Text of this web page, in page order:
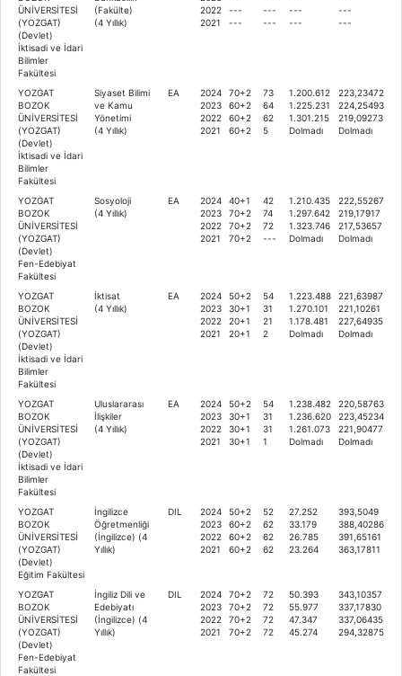
ÜNİVERSİTESİ
(YOZGAT)
(Devlet)
İktisadi ve İdari
Bilimler
Fakültesi
(Fakülte)
(4 Yıllık)
2022
2021
---
---
---
---
---
---
---
---
YOZGAT
BOZOK
ÜNİVERSİTESİ
(YOZGAT)
(Devlet)
İktisadi ve İdari
Bilimler
Fakültesi
Siyaset Bilimi
ve Kamu
Yönetimi
(4 Yıllık)
EA
2024
2023
2022
2021
70+2
60+2
60+2
60+2
73
64
62
5
1.200.612
1.225.231
1.301.215
Dolmadı
223,23472
224,25493
219,09273
Dolmadı
YOZGAT
BOZOK
ÜNİVERSİTESİ
(YOZGAT)
(Devlet)
Fen-Edebiyat
Fakültesi
Sosyoloji
(4 Yıllık)
EA
2024
2023
2022
2021
40+1
70+2
70+2
70+2
42
74
72
---
1.210.435
1.297.642
1.323.746
Dolmadı
222,55267
219,17917
217,53657
Dolmadı
YOZGAT
BOZOK
ÜNİVERSİTESİ
(YOZGAT)
(Devlet)
İktisadi ve İdari
Bilimler
Fakültesi
İktisat
(4 Yıllık)
EA
2024
2023
2022
2021
50+2
30+1
20+1
20+1
54
31
21
2
1.223.488
1.270.101
1.178.481
Dolmadı
221,63987
221,10261
227,64935
Dolmadı
YOZGAT
BOZOK
ÜNİVERSİTESİ
(YOZGAT)
(Devlet)
İktisadi ve İdari
Bilimler
Fakültesi
Uluslararası
İlişkiler
(4 Yıllık)
EA
2024
2023
2022
2021
50+2
30+1
30+1
30+1
54
31
31
1
1.238.482
1.236.620
1.261.073
Dolmadı
220,58763
223,45234
221,90477
Dolmadı
YOZGAT
BOZOK
ÜNİVERSİTESİ
(YOZGAT)
(Devlet)
Eğitim Fakültesi
İngilizce
Öğretmenliği
(İngilizce) (4
Yıllık)
DIL
2024
2023
2022
2021
50+2
60+2
60+2
60+2
52
62
62
62
27.252
33.179
26.785
23.264
393,5049
388,40286
391,65161
363,17811
YOZGAT
BOZOK
ÜNİVERSİTESİ
(YOZGAT)
(Devlet)
Fen-Edebiyat
Fakültesi
İngiliz Dili ve
Edebiyatı
(İngilizce) (4
Yıllık)
DIL
2024
2023
2022
2021
70+2
70+2
70+2
70+2
72
72
72
72
50.393
55.977
47.347
45.274
343,10357
337,17830
337,06435
294,32875